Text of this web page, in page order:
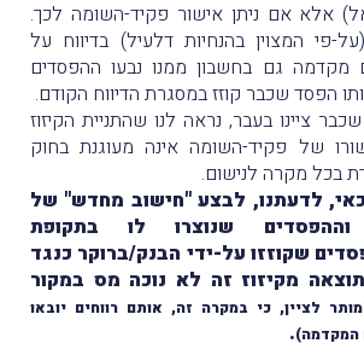
אלא אם ניתן אישור פקיד-השומה לכך.
פי המצוין בהנחיות דלעיל) בדיווח על
מקדמה גם בחשבון ממנו נבעו ההפסדים
הפסד שכבר קוזז במסגרת הדיווח הקודם.
ציינו בעבר, נראה לנו שהתניית הקיזוז
של פקיד-השומה אינה מעוגנת בחוק
בכל מקרה לנישום.
לדעתנו, לבצע "חישוב מחדש" של
שנוצרו לו בתקופת
שקוזזו על-ידי הבנק/ברוקר כנגד
מקיזוז זה לא נוכה מס במקור
לציין, כי במקרה זה, אותם רווחים יובאו
המקדמה).